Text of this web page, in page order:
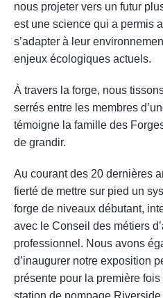
nous projeter vers un futur
est une science qui a permis
s’adapter à leur
enjeux écologiques actuels.
À travers la forge, nous
serrés entre les membres
témoigne la famille des
de grandir.
Au courant des 20 dernières
fierté de mettre sur pied un
forge de niveaux débutant,
avec le Conseil des métiers
professionnel. Nous avons
d’inaugurer notre exposition
présente pour la première